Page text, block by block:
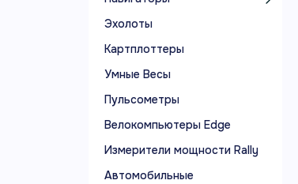
Эхолоты
Картплоттеры
Умные Весы
Пульсометры
Велокомпьютеры Edge
Измерители мощности Rally
Автомобильные